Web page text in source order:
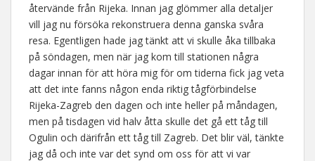
återvände från Rijeka. Innan jag glömmer alla detaljer
vill jag nu försöka rekonstruera denna ganska svåra
resa. Egentligen hade jag tänkt att vi skulle åka tillbaka
på söndagen, men när jag kom till stationen några
dagar innan för att höra mig för om tiderna fick jag veta
att det inte fanns någon enda riktig tågförbindelse
Rijeka-Zagreb den dagen och inte heller på måndagen,
men på tisdagen vid halv åtta skulle det gå ett tåg till
Ogulin och därifrån ett tåg till Zagreb. Det blir väl, tänkte
jag då och inte var det synd om oss för att vi var